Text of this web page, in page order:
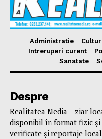
Administratie
Intreruperi curent
Sanatate
Despre
Realitatea Media – ziar
disponibil în format fizic
verificate și reportaje